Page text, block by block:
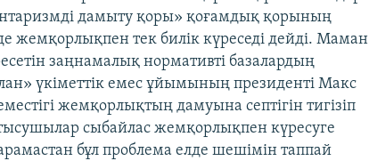
дамыту қоры» қоғамдық қорының
жемқорлықпен тек билік күреседі дейді. Маман
заңнамалық нормативті базалардың
үкіметтік емес ұйымының президенті Макс
жемқорлықтың дамуына септігін тигізіп
сыбайлас жемқорлықпен күресуге
бұл проблема елде шешімін таппай